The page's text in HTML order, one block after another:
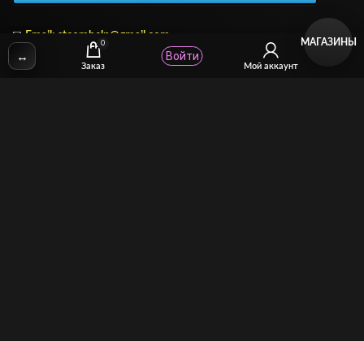
✉ Email: stcomhelp@gmail.com
↔
0
Заказ Мой аккаунт
Войти
МАГАЗИНЫ